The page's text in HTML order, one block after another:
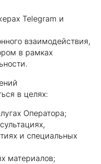
Telegram и
взаимодействия,
в рамках
в целях:
Оператора;
и специальных
материалов;